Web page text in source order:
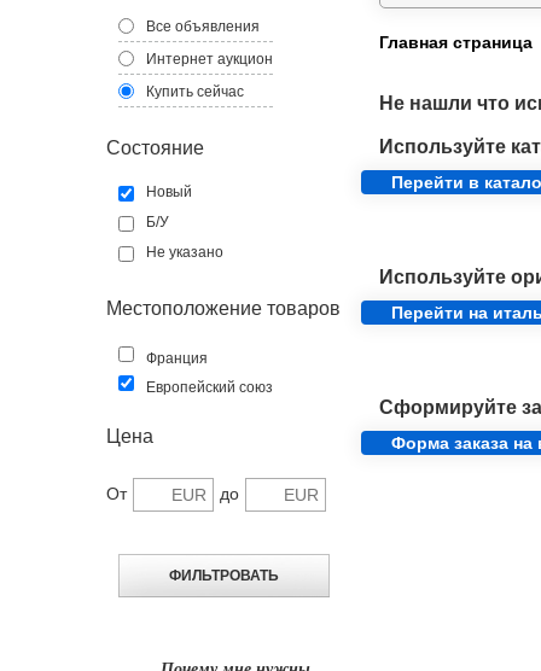
Все объявления
Интернет аукцион
Купить сейчас
Состояние
Новый
Б/У
Не указано
Местоположение товаров
Франция
Европейский союз
Цена
От до
Главная страница
Не нашли что
Используйте
Перейти в
Используйте
Перейти на
Сформируйте
Форма заказа на